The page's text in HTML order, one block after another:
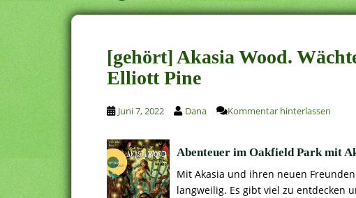
[gehört] Akasia Wood.
Elliott Pine
Juni 7, 2022 Dana Kommentar hinterlassen
Abenteuer im Oakfield Park mit
Mit Akasia und ihren neuen
langweilig. Es gibt viel zu entdecken